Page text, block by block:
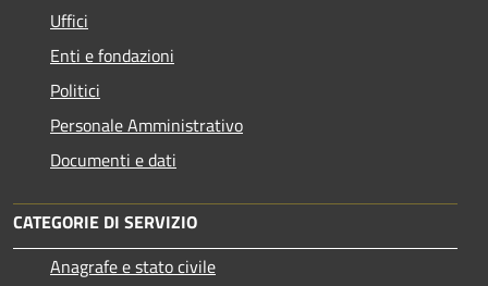
Uffici
Enti e fondazioni
Politici
Personale Amministrativo
Documenti e dati
CATEGORIE DI SERVIZIO
Anagrafe e stato civile